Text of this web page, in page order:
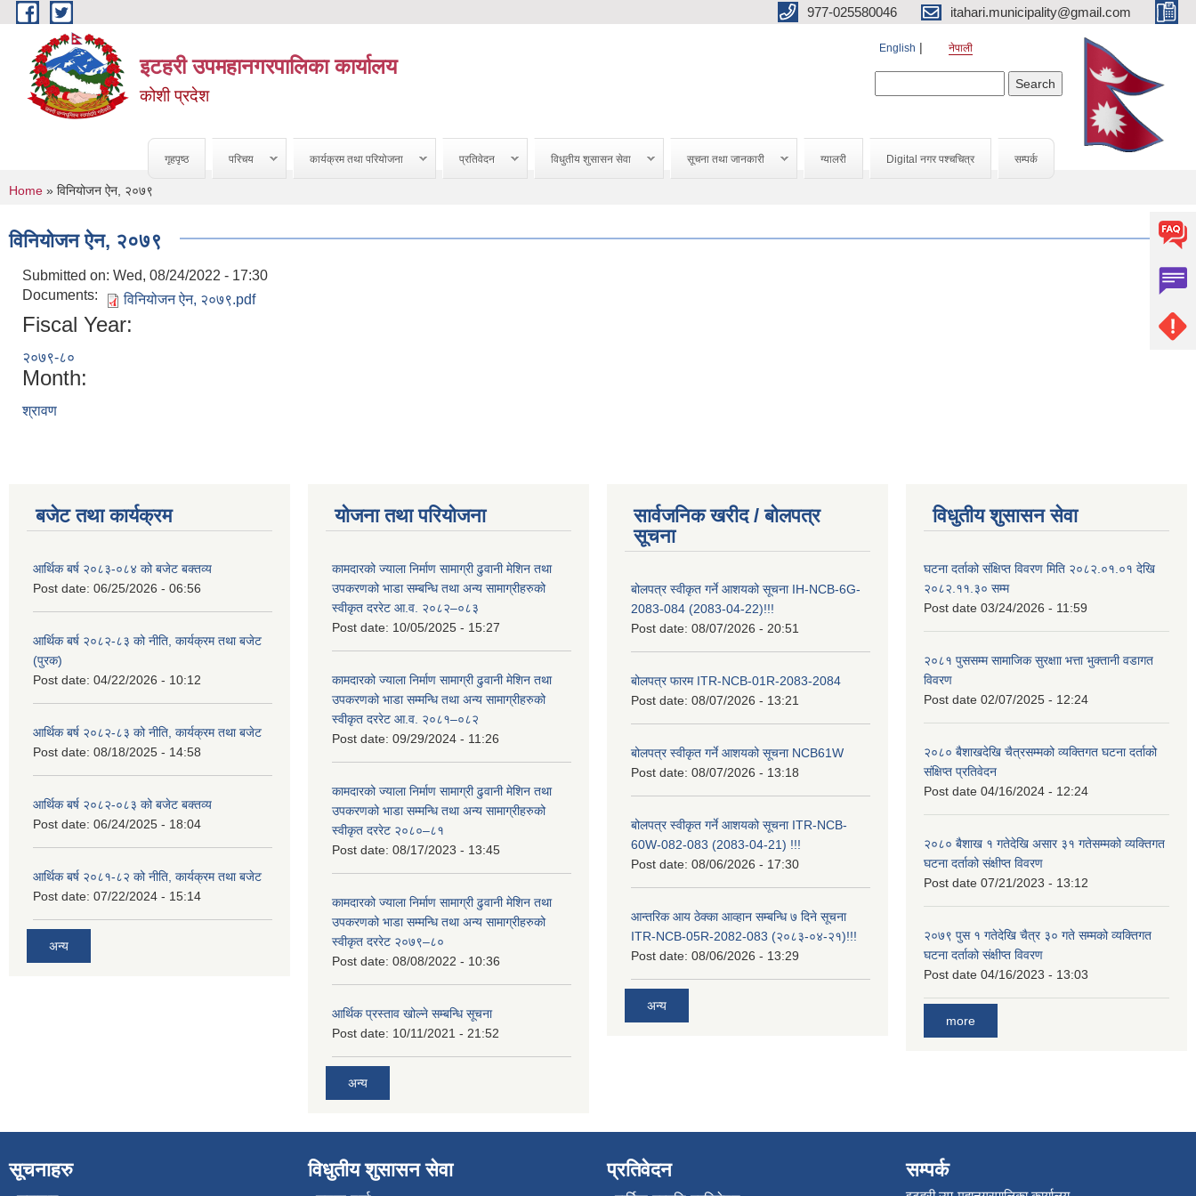
Skip to main content 977-025580046 itahari.municipality@gmail.com
इटहरी उपमहानगरपालिका कार्यालय
कोशी प्रदेश
English नेपाली
गृहपृष्ठ परिचय कार्यक्रम तथा परियोजना प्रतिवेदन विधुतीय शुसासन सेवा सूचना तथा जानकारी ग्यालरी Digital नगर पश्चचित्र सम्पर्क
You are here
Home » विनियोजन ऐन, २०७९
विनियोजन ऐन, २०७९
Submitted on: Wed, 08/24/2022 - 17:30
Documents:
विनियोजन ऐन, २०७९.pdf
Fiscal Year:
२०७९-८०
Month:
श्रावण
बजेट तथा कार्यक्रम
आर्थिक बर्ष २०८३-०८४ को बजेट बक्तव्य
Post date: 06/25/2026 - 06:56
आर्थिक बर्ष २०८२-८३ को नीति, कार्यक्रम तथा बजेट
(पुरक)
Post date: 04/22/2026 - 10:12
आर्थिक बर्ष २०८२-८३ को नीति, कार्यक्रम तथा बजेट
Post date: 08/18/2025 - 14:58
आर्थिक बर्ष २०८२-०८३ को बजेट बक्तव्य
Post date: 06/24/2025 - 18:04
आर्थिक बर्ष २०८१-८२ को नीति, कार्यक्रम तथा बजेट
Post date: 07/22/2024 - 15:14
अन्य
योजना तथा परियोजना
कामदारको ज्याला निर्माण सामाग्री ढुवानी मेशिन तथा
उपकरणको भाडा सम्बन्धि तथा अन्य सामाग्रीहरुको
स्वीकृत दररेट आ.व. २०८२–०८३
Post date: 10/05/2025 - 15:27
कामदारको ज्याला निर्माण सामाग्री ढुवानी मेशिन तथा
उपकरणको भाडा सम्मन्धि तथा अन्य सामाग्रीहरुको
स्वीकृत दररेट आ.व. २०८१–०८२
Post date: 09/29/2024 - 11:26
कामदारको ज्याला निर्माण सामाग्री ढुवानी मेशिन तथा
उपकरणको भाडा सम्मन्धि तथा अन्य सामाग्रीहरुको
स्वीकृत दररेट २०८०–८१
Post date: 08/17/2023 - 13:45
कामदारको ज्याला निर्माण सामाग्री ढुवानी मेशिन तथा
उपकरणको भाडा सम्मन्धि तथा अन्य सामाग्रीहरुको
स्वीकृत दररेट २०७९–८०
Post date: 08/08/2022 - 10:36
आर्थिक प्रस्ताव खोल्ने सम्बन्धि सूचना
Post date: 10/11/2021 - 21:52
अन्य
सार्वजनिक खरीद / बोलपत्र
सूचना
बोलपत्र स्वीकृत गर्ने आशयको सूचना IH-NCB-6G-
2083-084 (2083-04-22)!!!
Post date: 08/07/2026 - 20:51
बोलपत्र फारम ITR-NCB-01R-2083-2084
Post date: 08/07/2026 - 13:21
बोलपत्र स्वीकृत गर्ने आशयको सूचना NCB61W
Post date: 08/07/2026 - 13:18
बोलपत्र स्वीकृत गर्ने आशयको सूचना ITR-NCB-
60W-082-083 (2083-04-21) !!!
Post date: 08/06/2026 - 17:30
आन्तरिक आय ठेक्का आव्हान सम्बन्धि ७ दिने सूचना
ITR-NCB-05R-2082-083 (२०८३-०४-२१)!!!
Post date: 08/06/2026 - 13:29
अन्य
विधुतीय शुसासन सेवा
घटना दर्ताको संक्षिप्त विवरण मिति २०८२.०१.०१ देखि
२०८२.११.३० सम्म
Post date 03/24/2026 - 11:59
२०८१ पुससम्म सामाजिक सुरक्षाा भत्ता भुक्तानी वडागत
विवरण
Post date 02/07/2025 - 12:24
२०८० बैशाखदेखि चैत्रसम्मको व्यक्तिगत घटना दर्ताको
संक्षिप्त प्रतिवेदन
Post date 04/16/2024 - 12:24
२०८० बैशाख १ गतेदेखि असार ३१ गतेसम्मको व्यक्तिगत
घटना दर्ताको संक्षीप्त विवरण
Post date 07/21/2023 - 13:12
२०७९ पुस १ गतेदेखि चैत्र ३० गते सम्मको व्यक्तिगत
घटना दर्ताको संक्षीप्त विवरण
Post date 04/16/2023 - 13:03
more
सूचनाहरु विधुतीय शुसासन सेवा प्रतिवेदन सम्पर्क